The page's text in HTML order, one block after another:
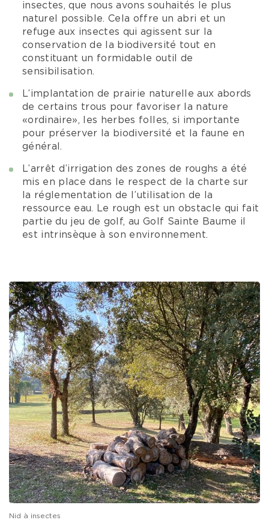
insectes, que nous avons souhaités le plus
naturel possible. Cela offre un abri et un
refuge aux insectes qui agissent sur la
conservation de la biodiversité tout en
constituant un formidable outil de
sensibilisation.
L’implantation de prairie naturelle aux abords
de certains trous pour favoriser la nature
«ordinaire», les herbes folles, si importante
pour préserver la biodiversité et la faune en
général.
L’arrêt d’irrigation des zones de roughs a été
mis en place dans le respect de la charte sur
la réglementation de l’utilisation de la
ressource eau. Le rough est un obstacle qui fait
partie du jeu de golf, au Golf Sainte Baume il
est intrinsèque à son environnement.
Nid à insectes